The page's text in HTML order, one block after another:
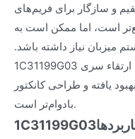
و سازگار برای فریم‌های
است، اما ممکن است به
میزبان نیاز داشته باشد.
1C31199G03 اغلب به عنوان ارتقاء سری G01 در نظر گرفته
یافته و طراحی کانکتور
بادوام‌تر است.
1C31199G03